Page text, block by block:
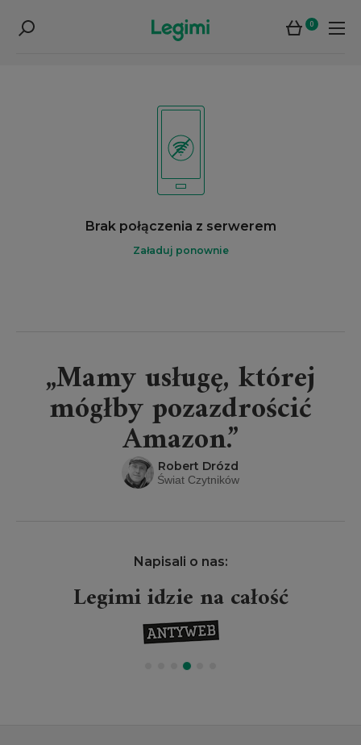
0
Brak połączenia z serwerem
Załaduj ponownie
„Mamy usługę, której
mógłby pozazdrościć
Amazon.”
Robert Drózd
Świat Czytników
Napisali o nas:
Legimi idzie na całość